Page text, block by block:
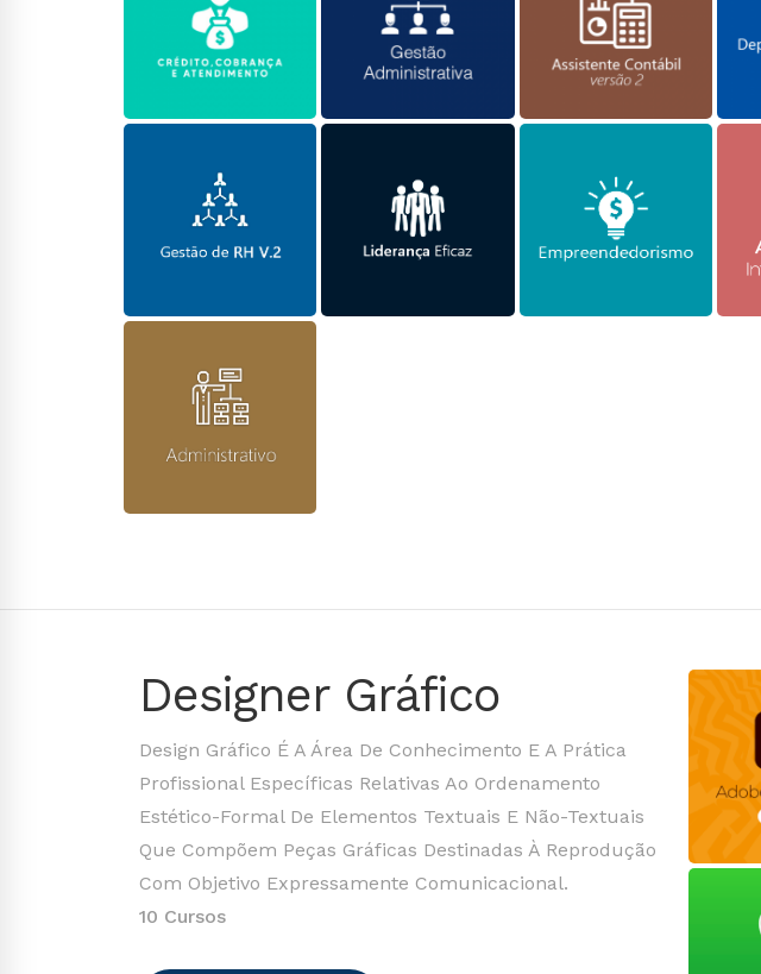
Designer Gráfico
Design Gráfico É A Área De Conhecimento E A Prática
Profissional Específicas Relativas Ao Ordenamento
Estético-Formal De Elementos Textuais E Não-Textuais
Que Compõem Peças Gráficas Destinadas À Reprodução
Com Objetivo Expressamente Comunicacional.
10 Cursos